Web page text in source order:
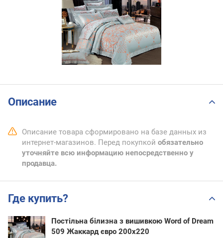
Описание
Описание товара сформировано на базе данных из
интернет-магазинов. Перед покупкой обязательно
уточняйте всю информацию непосредственно у
продавца.
Где купить?
Постільна білизна з вишивкою Word of Dream
509 Жаккард євро 200х220